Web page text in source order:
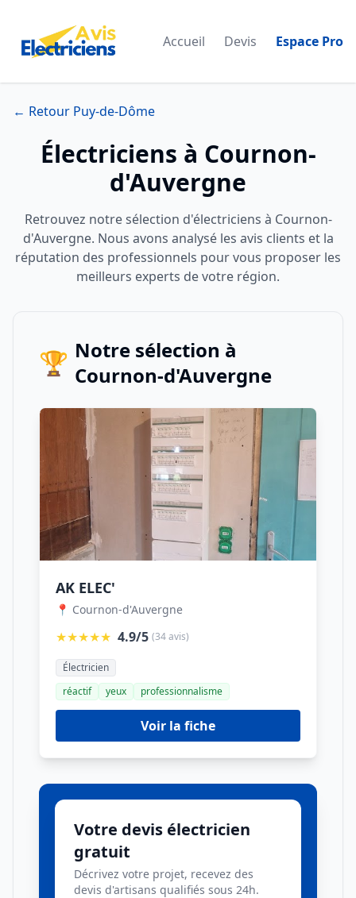
Accueil Devis Espace Pro
← Retour Puy-de-Dôme
Électriciens à Cournon-
d'Auvergne
Retrouvez notre sélection d'électriciens à Cournon-
d'Auvergne. Nous avons analysé les avis clients et la
réputation des professionnels pour vous proposer les
meilleurs experts de votre région.
🏆 Notre sélection à
Cournon-d'Auvergne
AK ELEC'
📍 Cournon-d'Auvergne
★★★★★ 4.9/5 (34 avis)
Électricien
réactif
yeux professionnalisme
Voir la fiche
Votre devis électricien
gratuit
Décrivez votre projet, recevez des
devis d'artisans qualifiés sous 24h.